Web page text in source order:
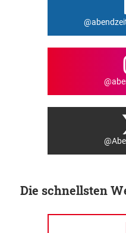
Die schnellsten